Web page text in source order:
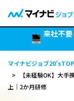
来社不
マイナビジョブ20’sTOP
>
【未経験OK】大
上｜2か月研修